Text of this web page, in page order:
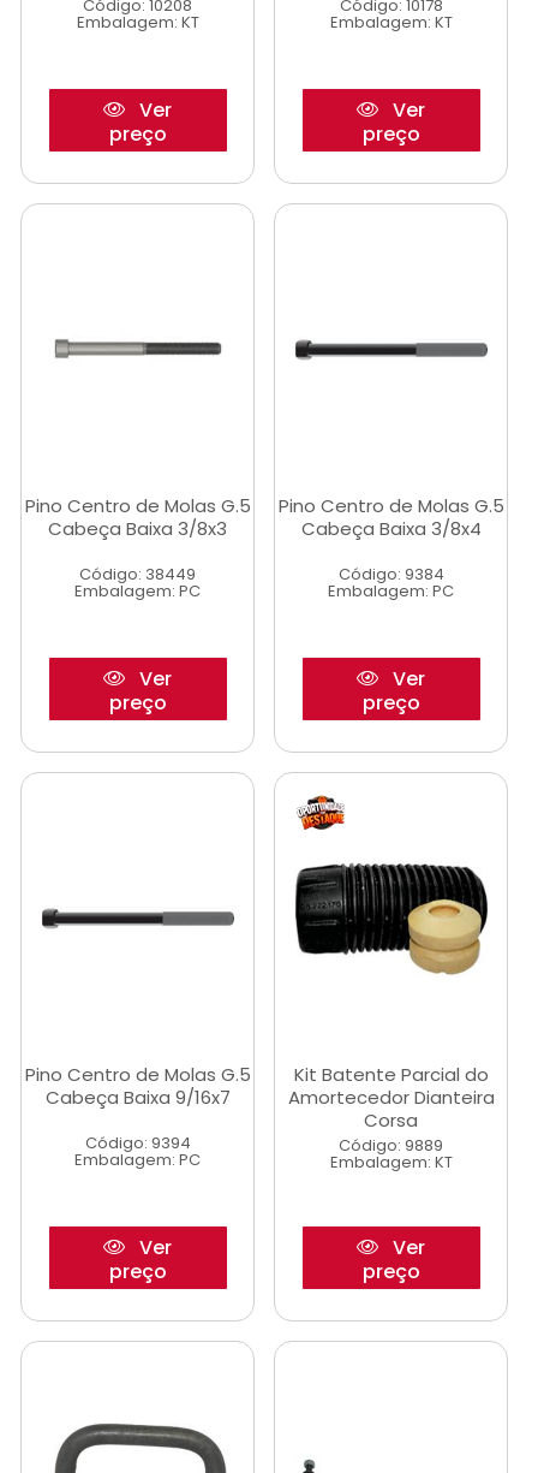
Código: 10208
Embalagem: KT
Ver
preço
Código: 10178
Embalagem: KT
Ver
preço
Pino Centro de Molas G.5
Cabeça Baixa 3/8x3
Código: 38449
Embalagem: PC
Ver
preço
Pino Centro de Molas G.5
Cabeça Baixa 3/8x4
Código: 9384
Embalagem: PC
Ver
preço
Pino Centro de Molas G.5
Cabeça Baixa 9/16x7
Código: 9394
Embalagem: PC
Ver
preço
Kit Batente Parcial do
Amortecedor Dianteira
Corsa
Código: 9889
Embalagem: KT
Ver
preço